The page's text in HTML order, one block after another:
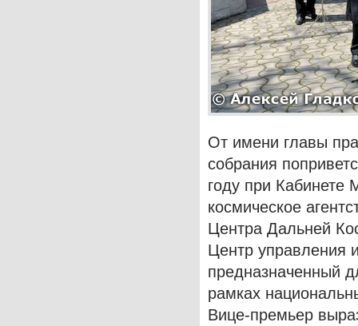
От имени главы
собрания
году при Кабинете
космическое
Центра Дальней
Центр управления
предназначенный
рамках
Вице-премьер